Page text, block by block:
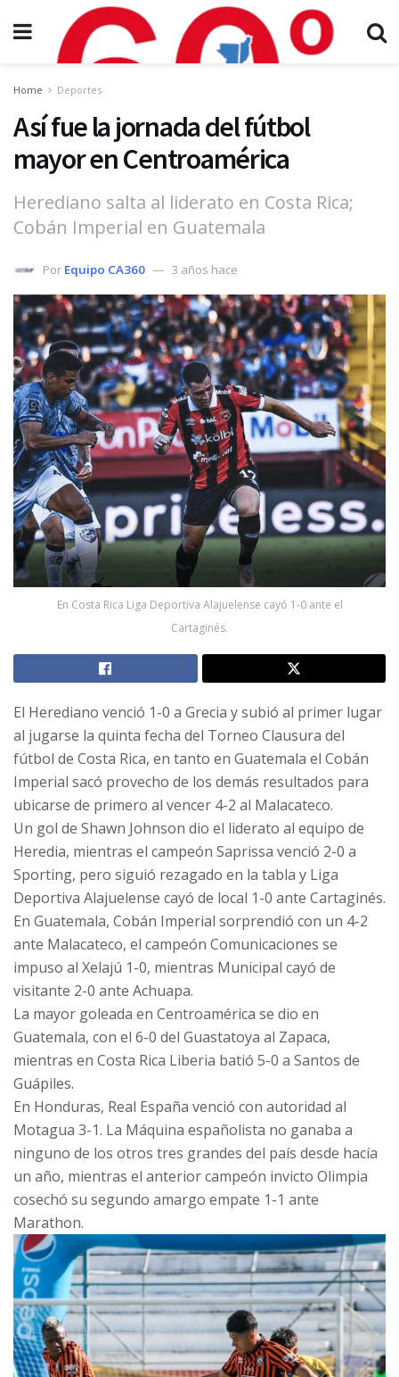
Home Deportes
Así fue la jornada del fútbol
mayor en Centroamérica
Herediano salta al liderato en Costa Rica;
Cobán Imperial en Guatemala
Por Equipo CA360 3 años hace
En Costa Rica Liga Deportiva Alajuelense cayó 1-0 ante el
Cartaginés.
El Herediano venció 1-0 a Grecia y subió al primer lugar
al jugarse la quinta fecha del Torneo Clausura del
fútbol de Costa Rica, en tanto en Guatemala el Cobán
Imperial sacó provecho de los demás resultados para
ubicarse de primero al vencer 4-2 al Malacateco.
Un gol de Shawn Johnson dio el liderato al equipo de
Heredia, mientras el campeón Saprissa venció 2-0 a
Sporting, pero siguió rezagado en la tabla y Liga
Deportiva Alajuelense cayó de local 1-0 ante Cartaginés.
En Guatemala, Cobán Imperial sorprendió con un 4-2
ante Malacateco, el campeón Comunicaciones se
impuso al Xelajú 1-0, mientras Municipal cayó de
visitante 2-0 ante Achuapa.
La mayor goleada en Centroamérica se dio en
Guatemala, con el 6-0 del Guastatoya al Zapaca,
mientras en Costa Rica Liberia batió 5-0 a Santos de
Guápiles.
En Honduras, Real España venció con autoridad al
Motagua 3-1. La Máquina españolista no ganaba a
ninguno de los otros tres grandes del país desde hacía
un año, mientras el anterior campeón invicto Olimpia
cosechó su segundo amargo empate 1-1 ante
Marathon.